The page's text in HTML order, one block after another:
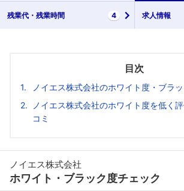
残業代・ 残業時間 4 求人情報
目次
ノイエス株式会社のホワイト度・ブラ
ノイエス株式会社のホワイト度を低く
コミ
ノイエス株式会社
ホワイト・ブラック度チェック